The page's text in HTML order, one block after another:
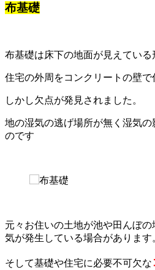
布基礎
布基礎は床下の地面が見えている
住宅の外周をコンクリートの壁で
しかし欠点が発見されました。
地の湿気の逃げ場所が無く湿気の
のです
元々お住いの土地が池や田んぼ
気が発生している場合があります
そして基礎や住宅に必要不可欠な